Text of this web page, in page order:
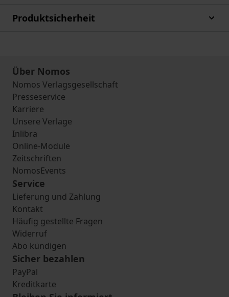
Produktsicherheit
Über Nomos
Nomos Verlagsgesellschaft
Presseservice
Karriere
Unsere Verlage
Inlibra
Online-Module
Zeitschriften
NomosEvents
Service
Lieferung und Zahlung
Kontakt
Häufig gestellte Fragen
Widerruf
Abo kündigen
Sicher bezahlen
PayPal
Kreditkarte